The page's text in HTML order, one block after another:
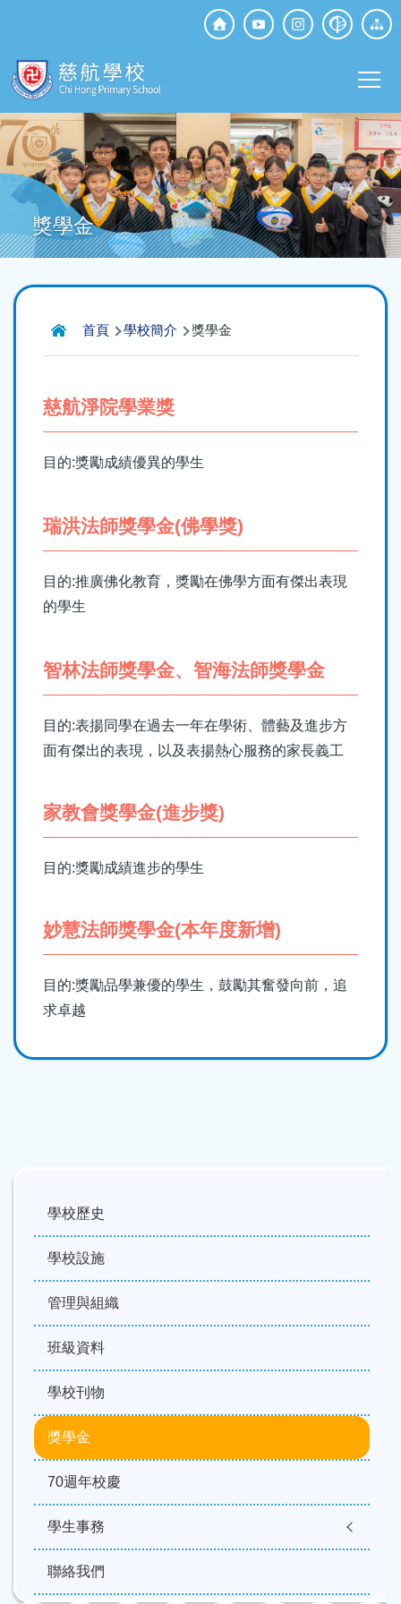
Top
Social
獎學金
導
航
結
首頁 學校簡介 獎學金
慈航淨院學業獎
目的:獎勵成績優異的學生
瑞洪法師獎學金(佛學獎)
目的:推廣佛化教育，獎勵在佛學方面有傑出表現
的學生
智林法師獎學金、智海法師獎學金
目的:表揚同學在過去一年在學術、體藝及進步方
面有傑出的表現，以及表揚熱心服務的家長義工
家教會獎學金(進步獎)
目的:獎勵成績進步的學生
妙慧法師獎學金(本年度新增)
目的:獎勵品學兼優的學生，鼓勵其奮發向前，追
求卓越
Main
navigation
學校歷史
學校設施
管理與組織
班級資料
學校刊物
獎學金
70週年校慶
學生事務
聯絡我們